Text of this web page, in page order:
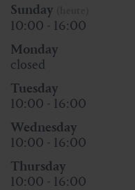
Sunday
10:00 - 16:00
Monday
closed
Tuesday
10:00 - 16:00
Wednesday
10:00 - 16:00
Thursday
10:00 - 16:00